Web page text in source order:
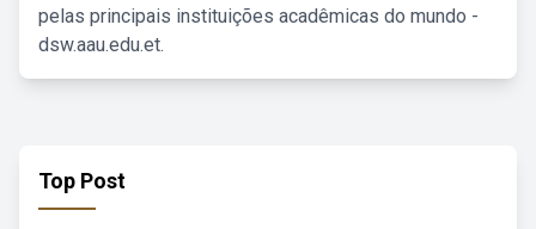
pelas principais instituições acadêmicas do mundo -
dsw.aau.edu.et.
Top Post